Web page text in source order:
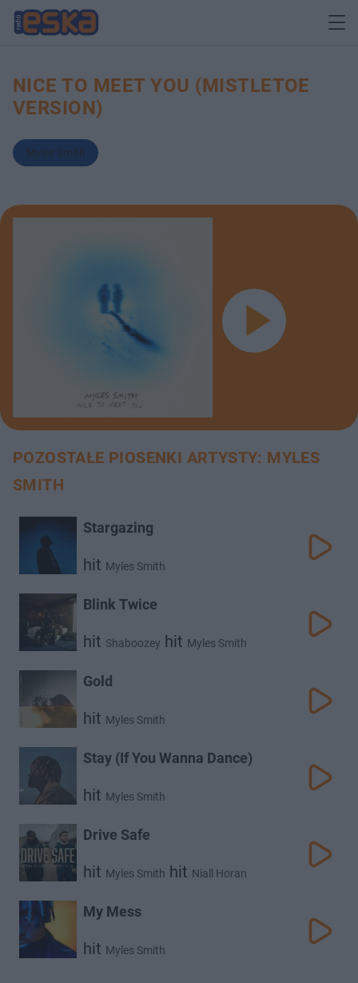
NICE TO MEET YOU (MISTLETOE
VERSION)
Myles Smith
POZOSTAŁE PIOSENKI ARTYSTY: MYLES
SMITH
Stargazing
hit Myles Smith
Blink Twice
hit Shaboozey hit Myles Smith
Gold
hit Myles Smith
Stay (If You Wanna Dance)
hit Myles Smith
Drive Safe
hit Myles Smith hit Niall Horan
My Mess
hit Myles Smith